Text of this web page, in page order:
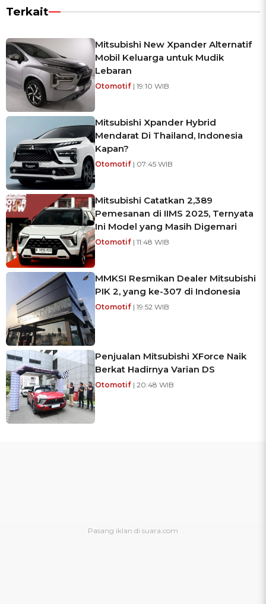
Terkait
Mitsubishi New Xpander Alternatif
Mobil Keluarga untuk Mudik
Lebaran
Otomotif | 19:10 WIB
Mitsubishi Xpander Hybrid
Mendarat Di Thailand, Indonesia
Kapan?
Otomotif | 07:45 WIB
Mitsubishi Catatkan 2,389
Pemesanan di IIMS 2025, Ternyata
Ini Model yang Masih Digemari
Otomotif | 11:48 WIB
MMKSI Resmikan Dealer Mitsubishi
PIK 2, yang ke-307 di Indonesia
Otomotif | 19:52 WIB
Penjualan Mitsubishi XForce Naik
Berkat Hadirnya Varian DS
Otomotif | 20:48 WIB